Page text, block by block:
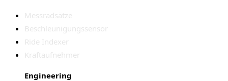
Messradsätze
Beschleunigungssensor
Ride Indexer
Kraftaufnehmer
Engineering